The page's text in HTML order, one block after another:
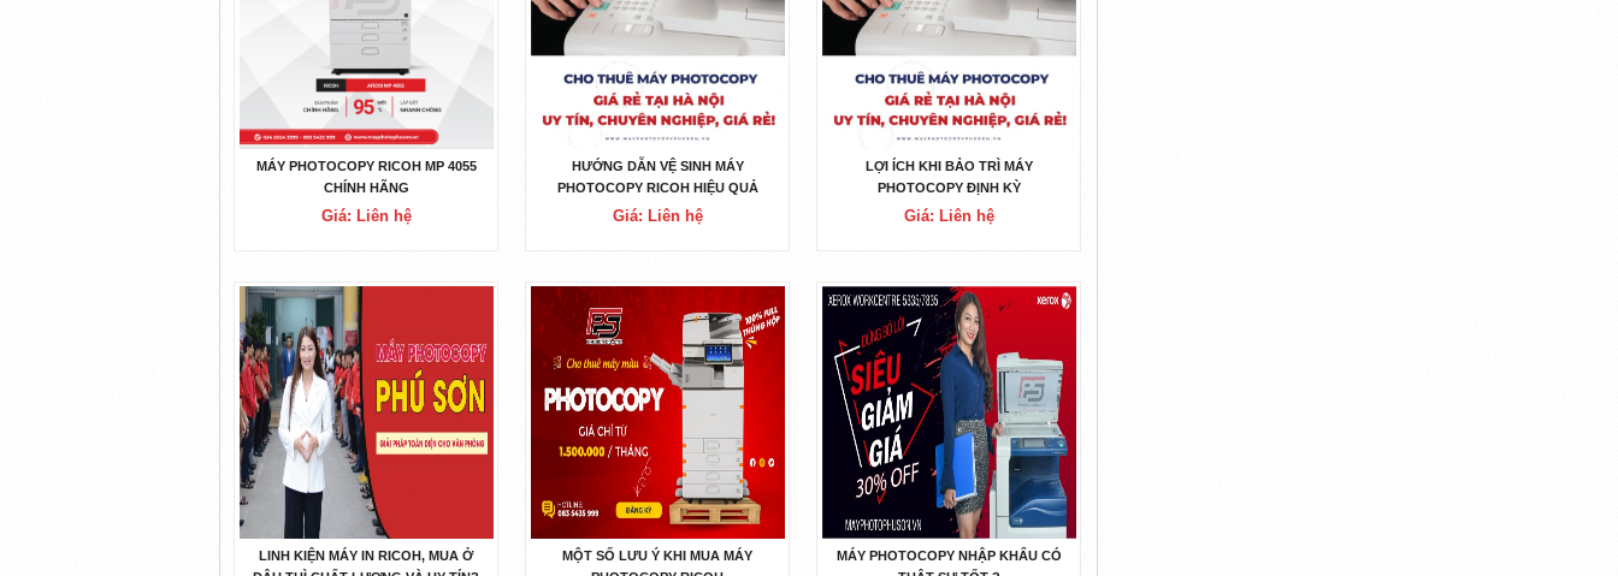
MÁY PHOTOCOPY RICOH MP 4055
CHÍNH HÃNG
Giá: Liên hệ
HƯỚNG DẪN VỆ SINH MÁY
PHOTOCOPY RICOH HIỆU QUẢ
Giá: Liên hệ
LỢI ÍCH KHI BẢO TRÌ MÁY
PHOTOCOPY ĐỊNH KỲ
Giá: Liên hệ
LINH KIỆN MÁY IN RICOH, MUA Ở
MỘT SỐ LƯU Ý KHI MUA MÁY
MÁY PHOTOCOPY NHẬP KHẨU CÓ